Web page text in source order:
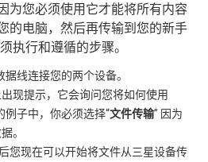
为您必须使用它才能将所有内容
的电脑，然后再传输到您的新手
执行和遵循的步骤。
线连接您的两个设备。
现提示，它会询问您将如何使用
例子中，你必须选择“文件传输” 因为
。
您现在可以开始将文件从三星设备传